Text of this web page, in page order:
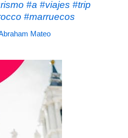
#a #viajes #trip
#marruecos
Mateo